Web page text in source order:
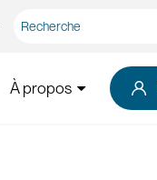
rapide
À propos